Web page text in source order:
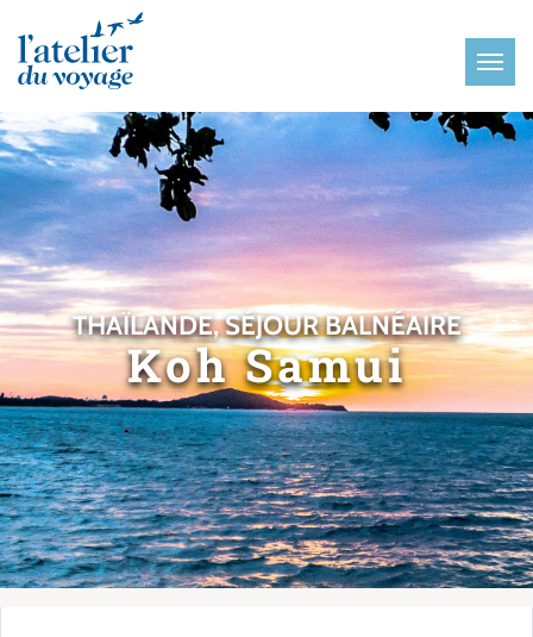
THAÏLANDE, SÉJOUR BALNÉAIRE
Koh Samui
Panneau de gestion des cookies